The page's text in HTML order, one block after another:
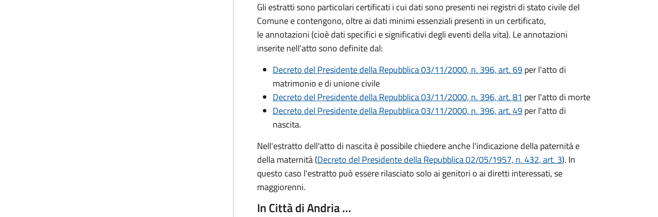
Gli estratti sono particolari certificati i cui dati sono presenti nei registri di stato civile del
Comune e contengono, oltre ai dati minimi essenziali presenti in un certificato,
le annotazioni (cioè dati specifici e significativi degli eventi della vita). Le annotazioni
inserite nell'atto sono definite dal:
Decreto del Presidente della Repubblica 03/11/2000, n. 396, art. 69per l'atto di
matrimonio e di unione civile
Decreto del Presidente della Repubblica 03/11/2000, n. 396, art. 81 per l'atto di morte
Decreto del Presidente della Repubblica 03/11/2000, n. 396, art. 49per l'atto di
nascita.
Nell'estratto dell'atto di nascita è possibile chiedere anche l'indicazione della paternità e
della maternità (Decreto del Presidente della Repubblica 02/05/1957, n. 432, art. 3). In
questo caso l'estratto può essere rilasciato solo ai genitori o ai diretti interessati, se
maggiorenni.
In Città di Andria …